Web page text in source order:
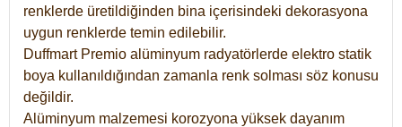
renklerde üretildiğinden bina içerisindeki dekorasyona
uygun renklerde temin edilebilir.
Duffmart Premio alüminyum radyatörlerde elektro statik
boya kullanıldığından zamanla renk solması söz konusu
değildir.
Alüminyum malzemesi korozyona yüksek dayanım